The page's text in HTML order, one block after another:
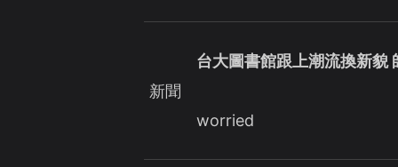
新聞
台大圖書館跟上潮流換新貌
worried